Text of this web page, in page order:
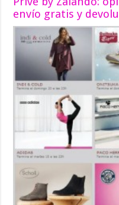
envío gratis y